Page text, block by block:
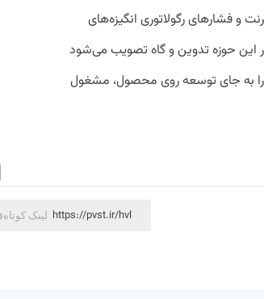
و فشارهای رگولاتوری انگیزه‌های
این حوزه تدوین و گاه تصویب می‌شود
را به جای توسعه روی محصول، مشغول
لینک کوتاه https://pvst.ir/hvl